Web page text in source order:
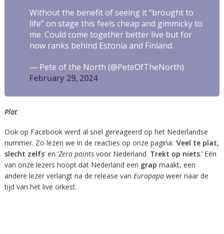
Without the benefit of seeing it “brought to
life” on stage this feels cheap and gimmicky to
me. Could come together better live but for
now ranks behind Estonia and Finland.
— Pete of the North (@PeteOfTheNorth)
February 29, 2024
Plat
Ook op Facebook werd al snel gereageerd op het Nederlandse
nummer. Zo lezen we in de reacties op onze pagina: ‘Veel te plat,
slecht zelfs‘ en ‘Zero pointsvoor Nederland. Trekt op niets.’ Eén
van onze lezers hoopt dat Nederland een grap maakt, een
andere lezer verlangt na de release van Europapaweer naar de
tijd van het live orkest.